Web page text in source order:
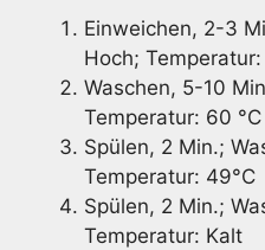
Einweichen, 2-3
Hoch;
Waschen, 5-10
Temperatur: 60 °C
Spülen, 2 Min.;
Temperatur: 49°C
Spülen, 2 Min.;
Temperatur: Kalt